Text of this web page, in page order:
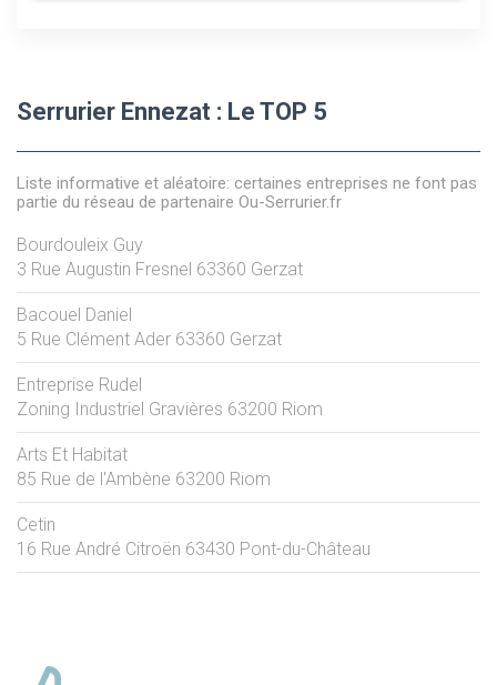
Serrurier Ennezat : Le TOP 5
Liste informative et aléatoire: certaines entreprises ne font pas
partie du réseau de partenaire Ou-Serrurier.fr
Bourdouleix Guy
3 Rue Augustin Fresnel 63360 Gerzat
Bacouel Daniel
5 Rue Clément Ader 63360 Gerzat
Entreprise Rudel
Zoning Industriel Gravières 63200 Riom
Arts Et Habitat
85 Rue de l'Ambène 63200 Riom
Cetin
16 Rue André Citroën 63430 Pont-du-Château